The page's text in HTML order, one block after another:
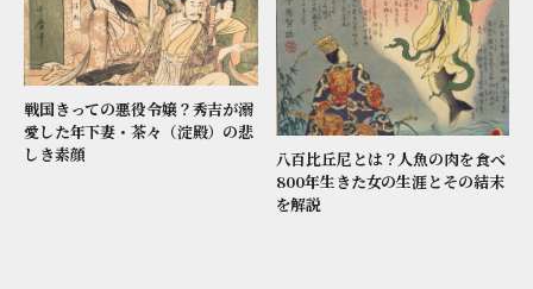
戦国きっての悪役令嬢？秀吉が溺
愛した年下妻・茶々（淀殿）の悲
しき素顔
八百比丘尼とは？人魚の肉を食べ
800年生きた女の生涯とその結末
を解説